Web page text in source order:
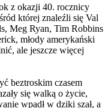
z okazji 40. rocznicy
której znaleźli się Val
Meg Ryan, Tim Robbins
młody amerykański
ale jeszcze więcej
beztroskim czasem
się walką o życie,
wpadł w dziki szał, a